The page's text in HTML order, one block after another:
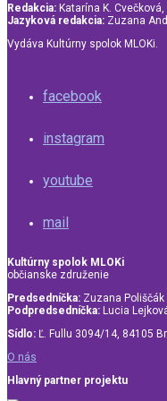
Redakcia: Katarína K.
Jazyková redakcia: Zuzana
Vydáva Kultúrny spolok MLOKi.
facebook
instagram
youtube
mail
Kultúrny spolok MLOKi
občianske združenie
Predsedníčka: Zuzana Poliščák
Podpredsedníčka: Lucia
Sídlo: Ľ. Fullu 3094/14, 84105
O nás
Hlavný partner projektu